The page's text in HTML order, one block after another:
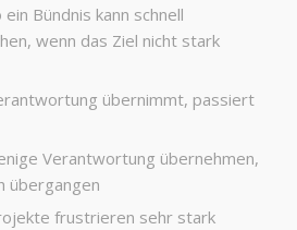
Bündnis kann schnell
wenn das Ziel nicht stark
übernimmt, passiert
Verantwortung übernehmen,
übergangen
frustrieren sehr stark